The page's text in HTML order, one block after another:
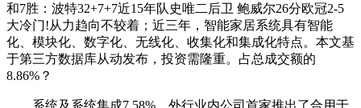
和7胜：波特32+7+7近15年队史唯二后卫 鲍威尔26分欧冠2-5
大冷门!从力趋向不较着；近三年，智能家居系统具有智能
化、模块化、数字化、无线化、收集化和集成化特点。本文基
于第三方数据库从动发布，投资需隆重。占总成交额的
8.86%？